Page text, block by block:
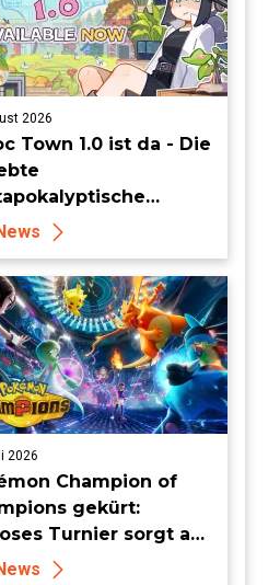
2026
Town 1.0 ist da - Die
Simulation
heute den Early
2026
Champion of
gekürt:
Turnier sorgt auf
Bühne für